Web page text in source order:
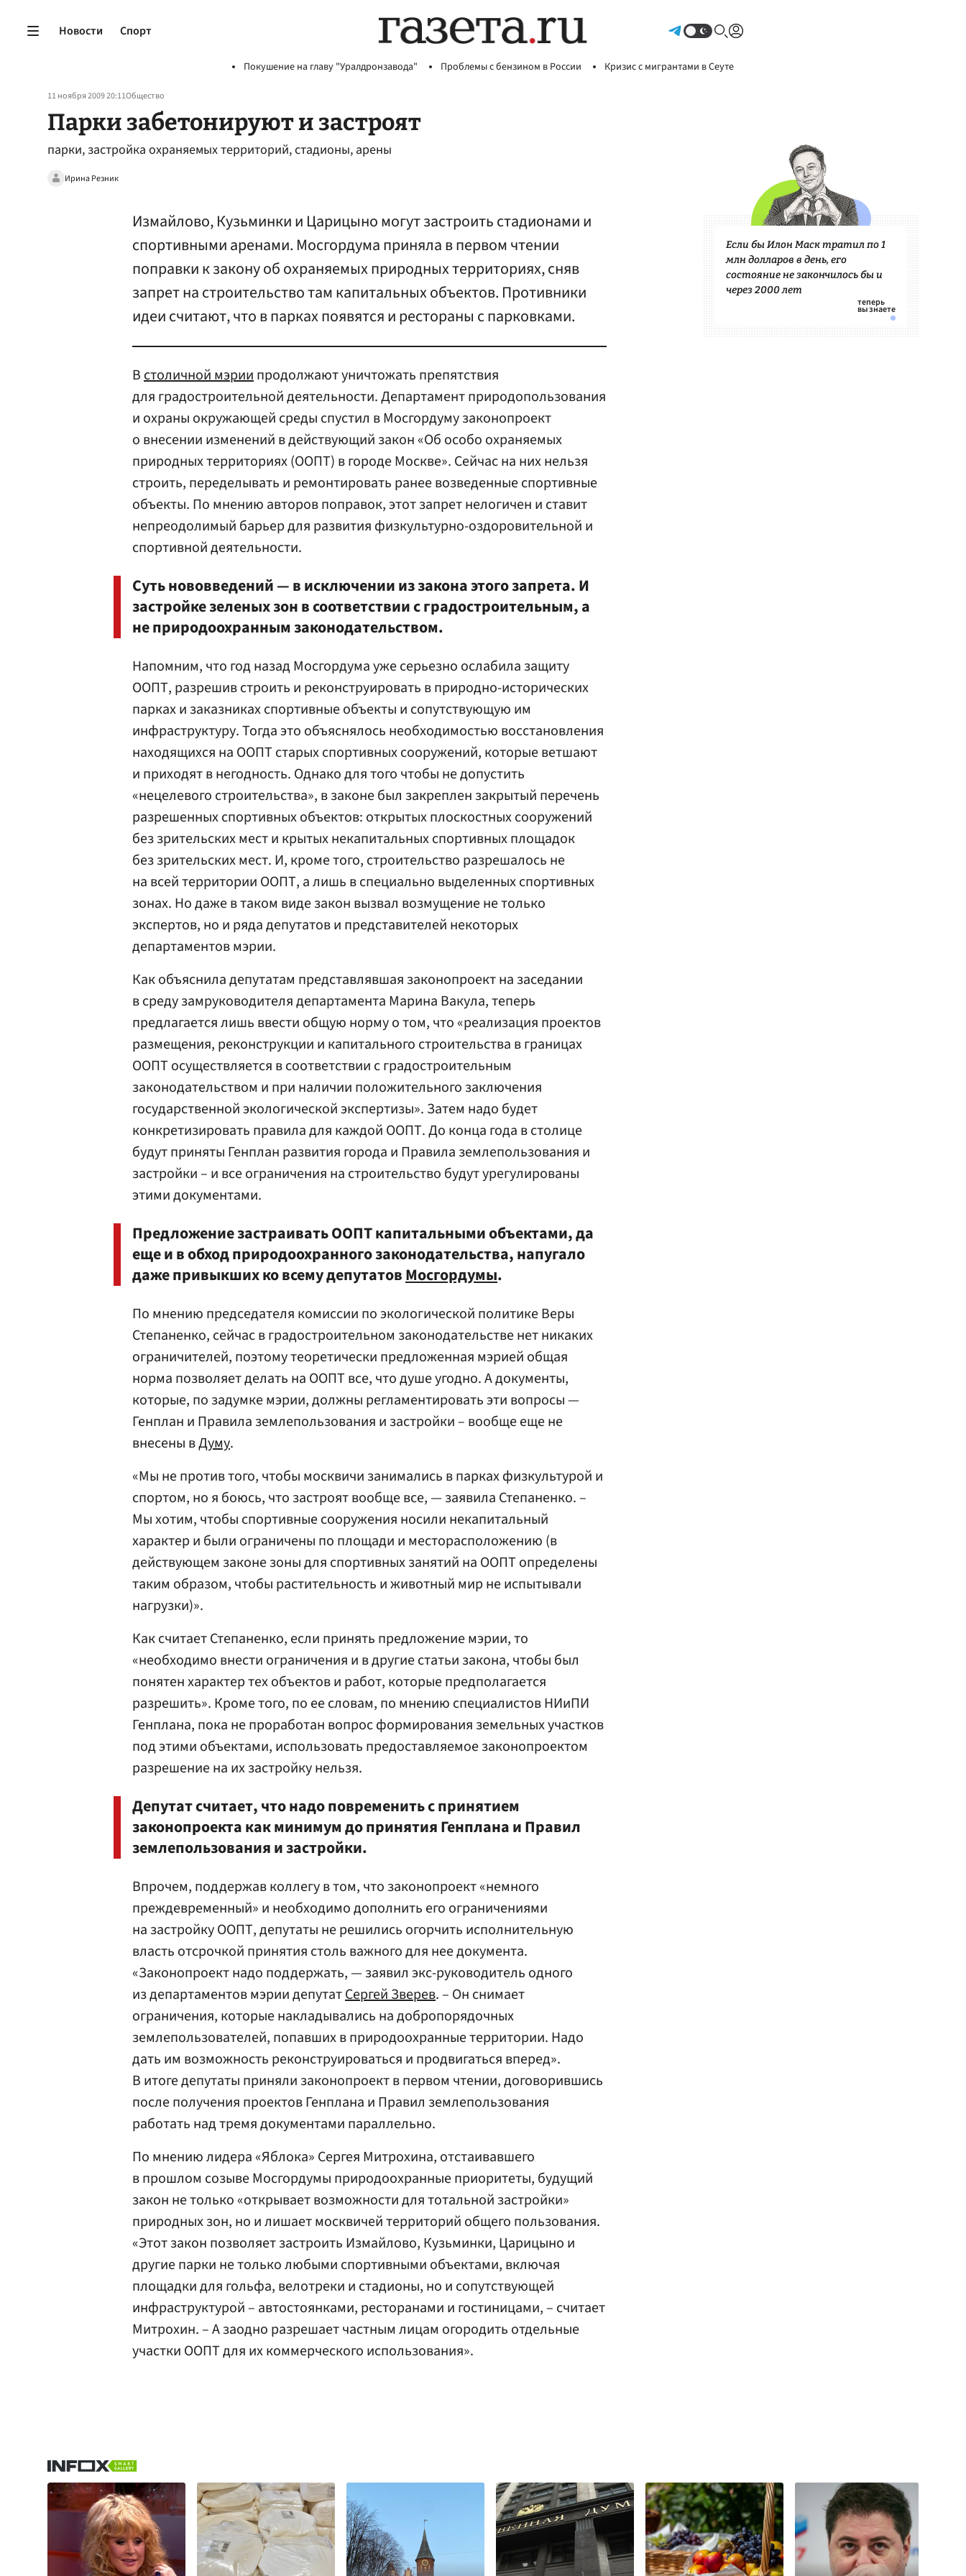
Новости Спорт
Покушение на главу "Уралдронзавода" Проблемы с бензином в России Кризис с мигрантами в Сеуте
11 ноября 2009 20:11Общество
Парки забетонируют и застроят
парки, застройка охраняемых территорий, стадионы, арены
Ирина Резник
Измайлово, Кузьминки и Царицыно могут застроить стадионами и
спортивными аренами. Мосгордума приняла в первом чтении
поправки к закону об охраняемых природных территориях, сняв
запрет на строительство там капитальных объектов. Противники
идеи считают, что в парках появятся и рестораны с парковками.
Встоличной мэриипродолжают уничтожать препятствия
для градостроительной деятельности. Департамент природопользования
и охраны окружающей среды спустил в Мосгордуму законопроект
о внесении изменений в действующий закон «Об особо охраняемых
природных территориях (ООПТ) в городе Москве». Сейчас на них нельзя
строить, переделывать и ремонтировать ранее возведенные спортивные
объекты. По мнению авторов поправок, этот запрет нелогичен и ставит
непреодолимый барьер для развития физкультурно-оздоровительной и
спортивной деятельности.
Суть нововведений — в исключении из закона этого запрета. И
застройке зеленых зон в соответствии с градостроительным, а
не природоохранным законодательством.
Напомним, что год назад Мосгордума уже серьезно ослабила защиту
ООПТ, разрешив строить и реконструировать в природно-исторических
парках и заказниках спортивные объекты и сопутствующую им
инфраструктуру. Тогда это объяснялось необходимостью восстановления
находящихся на ООПТ старых спортивных сооружений, которые ветшают
и приходят в негодность. Однако для того чтобы не допустить
«нецелевого строительства», в законе был закреплен закрытый перечень
разрешенных спортивных объектов: открытых плоскостных сооружений
без зрительских мест и крытых некапитальных спортивных площадок
без зрительских мест. И, кроме того, строительство разрешалось не
на всей территории ООПТ, а лишь в специально выделенных спортивных
зонах. Но даже в таком виде закон вызвал возмущение не только
экспертов, но и ряда депутатов и представителей некоторых
департаментов мэрии.
Как объяснила депутатам представлявшая законопроект на заседании
в среду замруководителя департамента Марина Вакула, теперь
предлагается лишь ввести общую норму о том, что «реализация проектов
размещения, реконструкции и капитального строительства в границах
ООПТ осуществляется в соответствии с градостроительным
законодательством и при наличии положительного заключения
государственной экологической экспертизы». Затем надо будет
конкретизировать правила для каждой ООПТ. До конца года в столице
будут приняты Генплан развития города и Правила землепользования и
застройки – и все ограничения на строительство будут урегулированы
этими документами.
Предложение застраивать ООПТ капитальными объектами, да
еще и в обход природоохранного законодательства, напугало
даже привыкших ко всему депутатовМосгордумы.
По мнению председателя комиссии по экологической политике Веры
Степаненко, сейчас в градостроительном законодательстве нет никаких
ограничителей, поэтому теоретически предложенная мэрией общая
норма позволяет делать на ООПТ все, что душе угодно. А документы,
которые, по задумке мэрии, должны регламентировать эти вопросы —
Генплан и Правила землепользования и застройки – вообще еще не
внесены вДуму.
«Мы не против того, чтобы москвичи занимались в парках физкультурой и
спортом, но я боюсь, что застроят вообще все, — заявила Степаненко. –
Мы хотим, чтобы спортивные сооружения носили некапитальный
характер и были ограничены по площади и месторасположению (в
действующем законе зоны для спортивных занятий на ООПТ определены
таким образом, чтобы растительность и животный мир не испытывали
нагрузки)».
Как считает Степаненко, если принять предложение мэрии, то
«необходимо внести ограничения и в другие статьи закона, чтобы был
понятен характер тех объектов и работ, которые предполагается
разрешить». Кроме того, по ее словам, по мнению специалистов НИиПИ
Генплана, пока не проработан вопрос формирования земельных участков
под этими объектами, использовать предоставляемое законопроектом
разрешение на их застройку нельзя.
Депутат считает, что надо повременить с принятием
законопроекта как минимум до принятия Генплана и Правил
землепользования и застройки.
Впрочем, поддержав коллегу в том, что законопроект «немного
преждевременный» и необходимо дополнить его ограничениями
на застройку ООПТ, депутаты не решились огорчить исполнительную
власть отсрочкой принятия столь важного для нее документа.
«Законопроект надо поддержать, — заявил экс-руководитель одного
из департаментов мэрии депутатСергей Зверев. – Он снимает
ограничения, которые накладывались на добропорядочных
землепользователей, попавших в природоохранные территории. Надо
дать им возможность реконструироваться и продвигаться вперед».
В итоге депутаты приняли законопроект в первом чтении, договорившись
после получения проектов Генплана и Правил землепользования
работать над тремя документами параллельно.
По мнению лидера «Яблока» Сергея Митрохина, отстаивавшего
в прошлом созыве Мосгордумы природоохранные приоритеты, будущий
закон не только «открывает возможности для тотальной застройки»
природных зон, но и лишает москвичей территорий общего пользования.
«Этот закон позволяет застроить Измайлово, Кузьминки, Царицыно и
другие парки не только любыми спортивными объектами, включая
площадки для гольфа, велотреки и стадионы, но и сопутствующей
инфраструктурой – автостоянками, ресторанами и гостиницами, – считает
Митрохин. – А заодно разрешает частным лицам огородить отдельные
участки ООПТ для их коммерческого использования».
Если бы Илон Маск тратил по 1
млн долларов в день, его
состояние не закончилось бы и
через 2000 лет